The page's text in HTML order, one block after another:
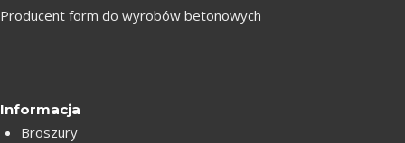
Producent form do wyrobów betonowych
Informacja
Broszury